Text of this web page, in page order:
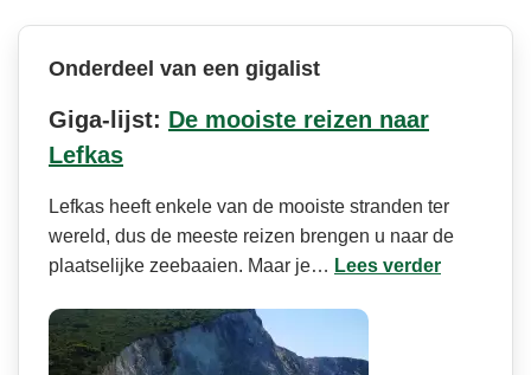
Onderdeel van een gigalist
Giga-lijst: De mooiste reizen naar
Lefkas
Lefkas heeft enkele van de mooiste stranden ter
wereld, dus de meeste reizen brengen u naar de
plaatselijke zeebaaien. Maar je… Lees verder